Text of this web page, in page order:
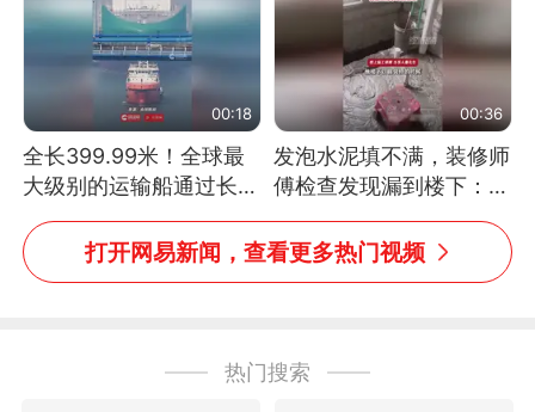
00:18
全长399.99米！全球最
大级别的运输船通过长江
大桥这一幕，太震撼了！
00:36
发泡水泥填不满，装修师
傅检查发现漏到楼下：出
风口未延伸到外墙
打开网易新闻，查看更多热门视频
热门搜索